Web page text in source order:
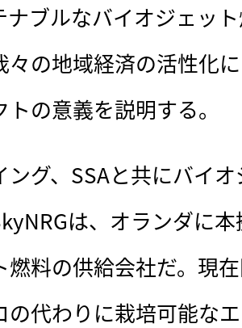
ナブルなバイオジェッ
々の地域経済の活性化
の意義を説明する。
ング、SSAと共にバイ
は、オランダに
燃料の供給会社だ。現
の代わりに栽培可能な